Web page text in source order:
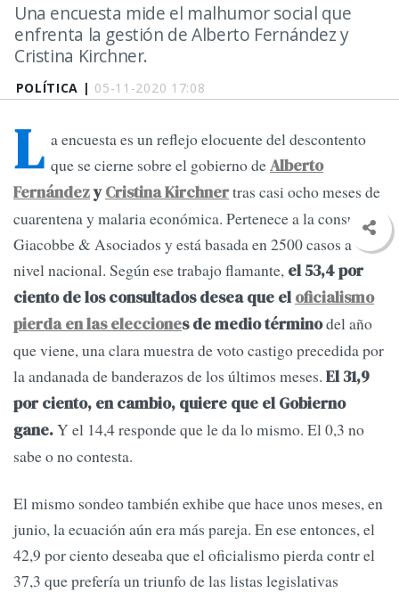
POLÍTICA | 05-11-2020 17:08
Una encuesta mide el malhumor social que
enfrenta la gestión de Alberto Fernández y
Cristina Kirchner.
L a encuesta es un reflejo elocuente del descontento
que se cierne sobre el gobierno deAlberto
FernándezyCristina Kirchnertras casi ocho meses de
cuarentena y malaria económica. Pertenece a la consultora
Giacobbe & Asociados y está basada en 2500 casos a
nivel nacional. Según ese trabajo flamante, el 53,4 por
ciento de los consultados desea que eloficialismo
pierda en las elecciones de medio términodel año
que viene, una clara muestra de voto castigo precedida por
la andanada de banderazos de los últimos meses. El 31,9
por ciento, en cambio, quiere que el Gobierno
gane.Y el 14,4 responde que le da lo mismo. El 0,3 no
sabe o no contesta.
El mismo sondeo también exhibe que hace unos meses, en
junio, la ecuación aún era más pareja. En ese entonces, el
42,9 por ciento deseaba que el oficialismo pierda contr el
37,3 que prefería un triunfo de las listas legislativas